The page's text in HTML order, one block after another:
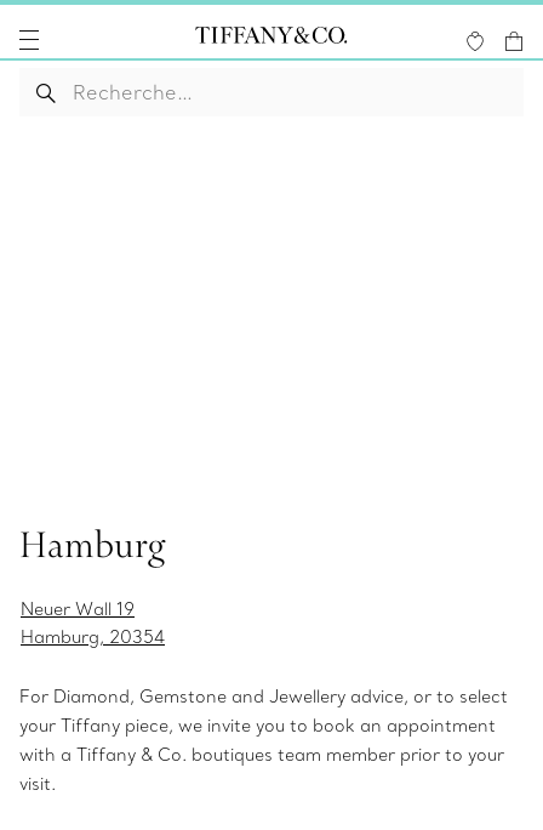
Hamburg
Neuer Wall 19
Hamburg, 20354
For Diamond, Gemstone and Jewellery advice, or to select
your Tiffany piece, we invite you to book an appointment
with a Tiffany & Co. boutiques team member prior to your
visit.